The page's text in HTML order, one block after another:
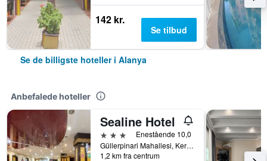
142 kr.
Se tilbud
Se de billigste hoteller i Alanya
Anbefalede hoteller
Sealine Hotel
3 stjernerEnestående 10,0
Güllerpinari Mahallesi, Kerim Kaptanlar Caddesi, 20-22, Alanya, Tyrkiet
1,2 km fra centrum